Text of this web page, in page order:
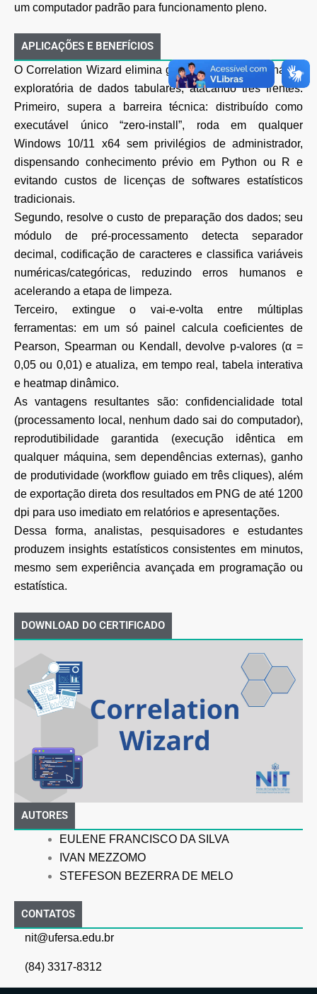
um computador padrão para funcionamento pleno.
APLICAÇÕES E BENEFÍCIOS
O Correlation Wizard elimina gargalos típicos da análise
exploratória de dados tabulares, atacando três frentes.
Primeiro, supera a barreira técnica: distribuído como
executável único “zero-install”, roda em qualquer
Windows 10/11 x64 sem privilégios de administrador,
dispensando conhecimento prévio em Python ou R e
evitando custos de licenças de softwares estatísticos
tradicionais.
Segundo, resolve o custo de preparação dos dados; seu
módulo de pré-processamento detecta separador
decimal, codificação de caracteres e classifica variáveis
numéricas/categóricas, reduzindo erros humanos e
acelerando a etapa de limpeza.
Terceiro, extingue o vai-e-volta entre múltiplas
ferramentas: em um só painel calcula coeficientes de
Pearson, Spearman ou Kendall, devolve p-valores (α =
0,05 ou 0,01) e atualiza, em tempo real, tabela interativa
e heatmap dinâmico.
As vantagens resultantes são: confidencialidade total
(processamento local, nenhum dado sai do computador),
reprodutibilidade garantida (execução idêntica em
qualquer máquina, sem dependências externas), ganho
de produtividade (workflow guiado em três cliques), além
de exportação direta dos resultados em PNG de até 1200
dpi para uso imediato em relatórios e apresentações.
Dessa forma, analistas, pesquisadores e estudantes
produzem insights estatísticos consistentes em minutos,
mesmo sem experiência avançada em programação ou
estatística.
DOWNLOAD DO CERTIFICADO
AUTORES
EULENE FRANCISCO DA SILVA
IVAN MEZZOMO
STEFESON BEZERRA DE MELO
CONTATOS
nit@ufersa.edu.br
(84) 3317-8312